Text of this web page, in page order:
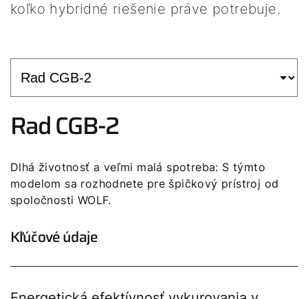
koľko hybridné riešenie práve potrebuje.
Rad CGB-2
Dlhá životnosť a veľmi malá spotreba: S týmto
modelom sa rozhodnete pre špičkový prístroj od
spoločnosti WOLF.
Kľúčové údaje